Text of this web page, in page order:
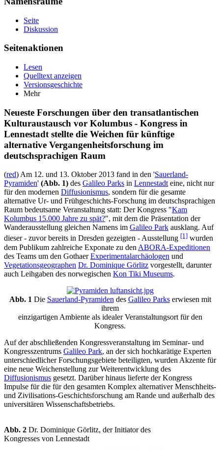
Seite
Diskussion
Seitenaktionen
Lesen
Quelltext anzeigen
Versionsgeschichte
Mehr
Neueste Forschungen über den transatlantischen
Kulturaustausch vor Kolumbus - Kongress in
Lennestadt stellte die Weichen für künftige
alternative Vergangenheitsforschung im
deutschsprachigen Raum
(red) Am 12. und 13. Oktober 2013 fand in den 'Sauerland-
Pyramiden' (Abb. 1) des Galileo Parks in Lennestadteine, nicht nur
für den modernen Diffusionismus, sondern für die gesamte
alternative Ur- und Frühgeschichts-Forschung im deutschsprachigen
Raum bedeutsame Veranstaltung statt: Der Kongress "Kam
Kolumbus 15.000 Jahre zu spät?", mit dem die Präsentation der
Wanderausstellung gleichen Namens im Galileo Park ausklang. Auf
dieser - zuvor bereits in Dresden gezeigten - Ausstellung [1] wurden
dem Publikum zahlreiche Exponate zu den ABORA-Expeditionen
des Teams um den GothaerExperimentalarchäologen und
Vegetationsgeographen Dr. Dominique Görlitz vorgestellt, darunter
auch Leihgaben des norwegischen Kon Tiki Museums.
Abb. 1 Die Sauerland-Pyramiden des Galileo Parkserwiesen mit
ihrem
einzigartigen Ambiente als idealer Veranstaltungsort für den
Kongress.
Auf der abschließenden Kongressveranstaltung im Seminar- und
Kongresszentrums Galileo Park, an der sich hochkarätige Experten
unterschiedlicher Forschungsgebiete beteiligten, wurden Akzente für
eine neue Weichenstellung zur Weiterentwicklung des
Diffusionismus gesetzt. Darüber hinaus lieferte der Kongress
Impulse für die für den gesamten Komplex alternativer Menschheits-
und Zivilisations-Geschichtsforschung am Rande und außerhalb des
universitären Wissenschaftsbetriebs.
Abb. 2 Dr. Dominique Görlitz, der Initiator des
Kongresses von Lennestadt